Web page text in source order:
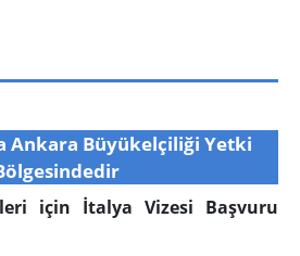
Ankara Büyükelçiliği Yetki
için İtalya Vizesi Başvuru